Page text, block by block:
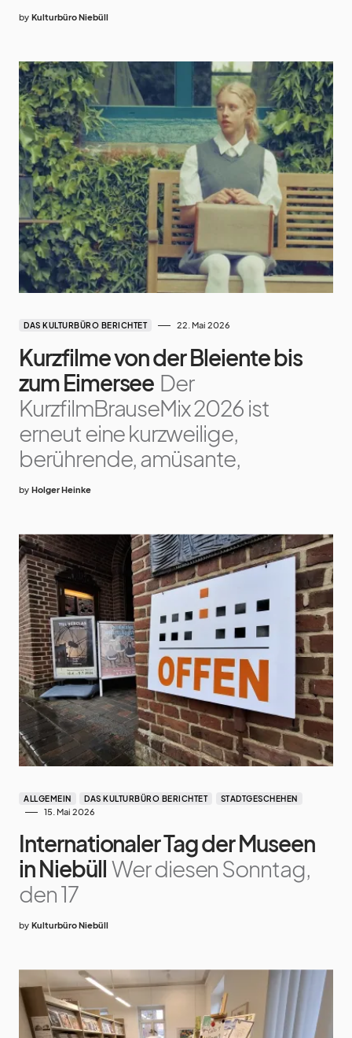
by Kulturbüro Niebüll
DAS KULTURBÜRO BERICHTET 22. Mai 2026
Kurzfilme von der Bleiente bis
zum Eimersee Der
KurzfilmBrauseMix 2026 ist
erneut eine kurzweilige,
berührende, amüsante,
by Holger Heinke
ALLGEMEIN DAS KULTURBÜRO BERICHTET STADTGESCHEHEN
15. Mai 2026
Internationaler Tag der Museen
in Niebüll Wer diesen Sonntag,
den 17
by Kulturbüro Niebüll